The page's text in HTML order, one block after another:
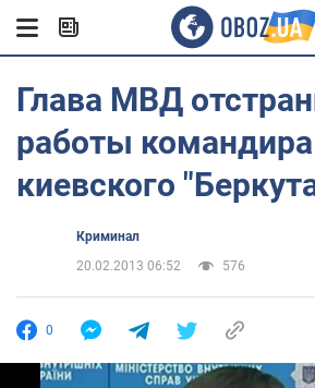
Глава МВД
работы командира
киевского
Криминал
20.02.2013 06:52
576
0